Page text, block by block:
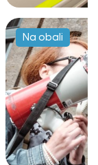
Na obali